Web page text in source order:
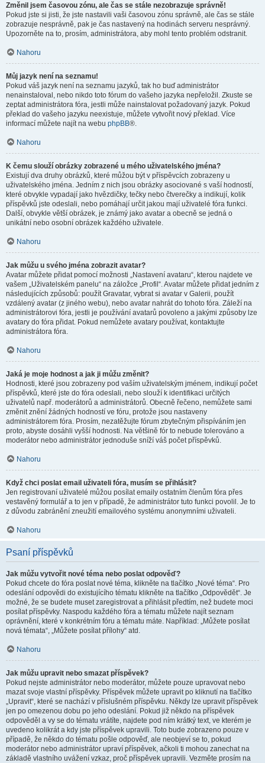
Změnil jsem časovou zónu, ale čas se stále nezobrazuje správně!
Pokud jste si jisti, že jste nastavili vaši časovou zónu správně, ale čas se stále
zobrazuje nesprávně, pak je čas nastavený na hodinách serveru nesprávný.
Upozorněte na to, prosím, administrátora, aby mohl tento problém odstranit.
Nahoru
Můj jazyk není na seznamu!
Pokud váš jazyk není na seznamu jazyků, tak ho buď administrátor
nenainstaloval, nebo nikdo toto fórum do vašeho jazyka nepřeložil. Zkuste se
zeptat administrátora fóra, jestli může nainstalovat požadovaný jazyk. Pokud
překlad do vašeho jazyku neexistuje, můžete vytvořit nový překlad. Více
informací můžete najít na webu phpBB®.
Nahoru
K čemu slouží obrázky zobrazené u mého uživatelského jména?
Existují dva druhy obrázků, které můžou být v příspěvcích zobrazeny u
uživatelského jména. Jedním z nich jsou obrázky asociované s vaší hodností,
které obvykle vypadají jako hvězdičky, tečky nebo čtverečky a indikují, kolik
příspěvků jste odeslali, nebo pomáhají určit jakou mají uživatelé fóra funkci.
Další, obvykle větší obrázek, je známý jako avatar a obecně se jedná o
unikátní nebo osobní obrázek každého uživatele.
Nahoru
Jak můžu u svého jména zobrazit avatar?
Avatar můžete přidat pomocí možnosti „Nastavení avataru“, kterou najdete ve
vašem „Uživatelském panelu“ na záložce „Profil“. Avatar můžete přidat jedním z
následujících způsobů: použít Gravatar, vybrat si avatar v Galerii, použít
vzdálený avatar (z jiného webu), nebo avatar nahrát do tohoto fóra. Záleží na
administrátorovi fóra, jestli je používání avatarů povoleno a jakými způsoby lze
avatary do fóra přidat. Pokud nemůžete avatary používat, kontaktujte
administrátora fóra.
Nahoru
Jaká je moje hodnost a jak ji můžu změnit?
Hodnosti, které jsou zobrazeny pod vaším uživatelským jménem, indikují počet
příspěvků, které jste do fóra odeslali, nebo slouží k identifikaci určitých
uživatelů např. moderátorů a administrátorů. Obecně řečeno, nemůžete sami
změnit znění žádných hodností ve fóru, protože jsou nastaveny
administrátorem fóra. Prosím, nezatěžujte fórum zbytečným přispíváním jen
proto, abyste dosáhli vyšší hodnosti. Na většině fór to nebude tolerováno a
moderátor nebo administrátor jednoduše sníží váš počet příspěvků.
Nahoru
Když chci poslat email uživateli fóra, musím se přihlásit?
Jen registrovaní uživatelé můžou posílat emaily ostatním členům fóra přes
vestavěný formulář a to jen v případě, že administrátor tuto funkci povolil. Je to
z důvodu zabránění zneužití emailového systému anonymními uživateli.
Nahoru
Psaní příspěvků
Jak můžu vytvořit nové téma nebo poslat odpověď?
Pokud chcete do fóra poslat nové téma, klikněte na tlačítko „Nové téma“. Pro
odeslání odpovědi do existujícího tématu klikněte na tlačítko „Odpovědět“. Je
možné, že se budete muset zaregistrovat a přihlásit předtím, než budete moci
posílat příspěvky. Naspodu každého fóra a tématu můžete najít seznam
oprávnění, které v konkrétním fóru a tématu máte. Například: „Můžete posílat
nová témata“, „Můžete posílat přílohy“ atd.
Nahoru
Jak můžu upravit nebo smazat příspěvek?
Pokud nejste administrátor nebo moderátor, můžete pouze upravovat nebo
mazat svoje vlastní příspěvky. Příspěvek můžete upravit po kliknutí na tlačítko
„Upravit“, které se nachází v příslušném příspěvku. Někdy lze upravit příspěvek
jen po omezenou dobu po jeho odeslání. Pokud již někdo na příspěvek
odpověděl a vy se do tématu vrátíte, najdete pod ním krátký text, ve kterém je
uvedeno kolikrát a kdy jste příspěvek upravili. Toto bude zobrazeno pouze v
případě, že někdo do tématu pošle odpověď, ale neobjeví se to, pokud
moderátor nebo administrátor upraví příspěvek, ačkoli ti mohou zanechat na
základě vlastního uvážení vzkaz, proč příspěvek upravili. Vezměte prosím na